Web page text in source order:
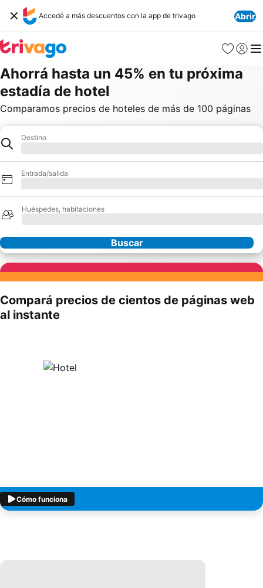
Accedé a más descuentos con la app de trivago Abrir
Favoritos
Iniciar
Ahorrá hasta un 45% en tu próxima
estadía de hotel
Comparamos precios de hoteles de más de 100 páginas
Hotel
Destino
Entrada/salida
Huéspedes, habitaciones
Buscar
Nuestros socios
Compará precios de cientos de páginas web
al instante
Cómo funciona